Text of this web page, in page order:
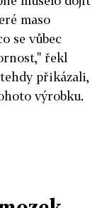
maso
se vůbec
řekl
přikázali,
výrobku.